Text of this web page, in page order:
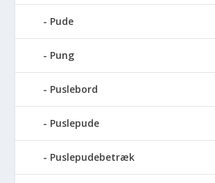
Pude
Pung
Puslebord
Puslepude
Puslepudebetræk